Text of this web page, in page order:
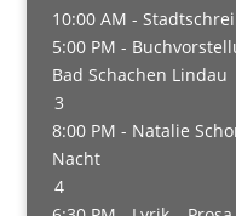
10:00 AM -
5:00 PM -
Bad Schachen Lindau
3
8:00 PM - Natalie
Nacht
4